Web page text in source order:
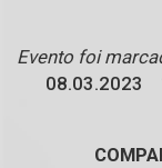
Evento foi
08.03.2023